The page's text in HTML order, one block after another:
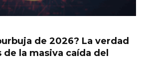
de 2026? La verdad
la masiva caída del